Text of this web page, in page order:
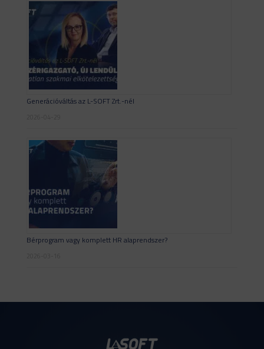
Generációváltás az L-SOFT Zrt.-nél
Bérprogram vagy komplett HR alaprendszer?